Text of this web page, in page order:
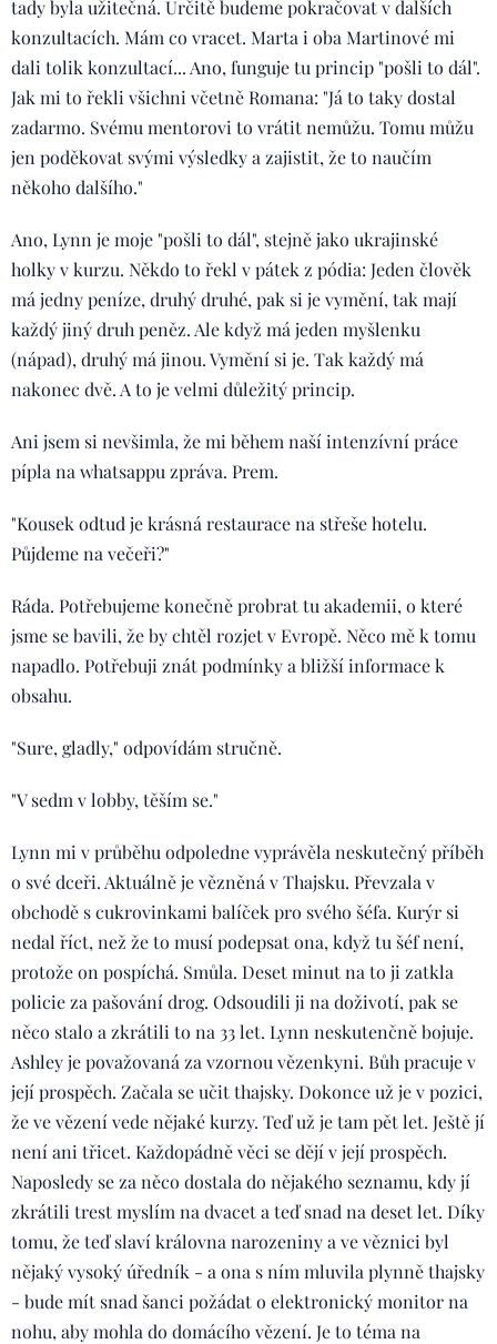
tady byla užitečná. Určitě budeme pokračovat v dalších
konzultacích. Mám co vracet. Marta i oba Martinové mi
dali tolik konzultací... Ano, funguje tu princip "pošli to dál".
Jak mi to řekli všichni včetně Romana: "Já to taky dostal
zadarmo. Svému mentorovi to vrátit nemůžu. Tomu můžu
jen poděkovat svými výsledky a zajistit, že to naučím
někoho dalšího."
Ano, Lynn je moje "pošli to dál", stejně jako ukrajinské
holky v kurzu. Někdo to řekl v pátek z pódia: Jeden člověk
má jedny peníze, druhý druhé, pak si je vymění, tak mají
každý jiný druh peněz. Ale když má jeden myšlenku
(nápad), druhý má jinou. Vymění si je. Tak každý má
nakonec dvě. A to je velmi důležitý princip.
Ani jsem si nevšimla, že mi během naší intenzívní práce
pípla na whatsappu zpráva. Prem.
"Kousek odtud je krásná restaurace na střeše hotelu.
Půjdeme na večeři?"
Ráda. Potřebujeme konečně probrat tu akademii, o které
jsme se bavili, že by chtěl rozjet v Evropě. Něco mě k tomu
napadlo. Potřebuji znát podmínky a bližší informace k
obsahu.
"Sure, gladly," odpovídám stručně.
"V sedm v lobby, těším se."
Lynn mi v průběhu odpoledne vyprávěla neskutečný příběh
o své dceři. Aktuálně je vězněná v Thajsku. Převzala v
obchodě s cukrovinkami balíček pro svého šéfa. Kurýr si
nedal říct, než že to musí podepsat ona, když tu šéf není,
protože on pospíchá. Smůla. Deset minut na to ji zatkla
policie za pašování drog. Odsoudili ji na doživotí, pak se
něco stalo a zkrátili to na 33 let. Lynn neskutenčně bojuje.
Ashley je považovaná za vzornou vězenkyni. Bůh pracuje v
její prospěch. Začala se učit thajsky. Dokonce už je v pozici,
že ve vězení vede nějaké kurzy. Teď už je tam pět let. Ještě jí
není ani třicet. Každopádně věci se dějí v její prospěch.
Naposledy se za něco dostala do nějakého seznamu, kdy jí
zkrátili trest myslím na dvacet a teď snad na deset let. Díky
tomu, že teď slaví královna narozeniny a ve věznici byl
nějaký vysoký úředník - a ona s ním mluvila plynně thajsky
- bude mít snad šanci požádat o elektronický monitor na
nohu, aby mohla do domácího vězení. Je to téma na